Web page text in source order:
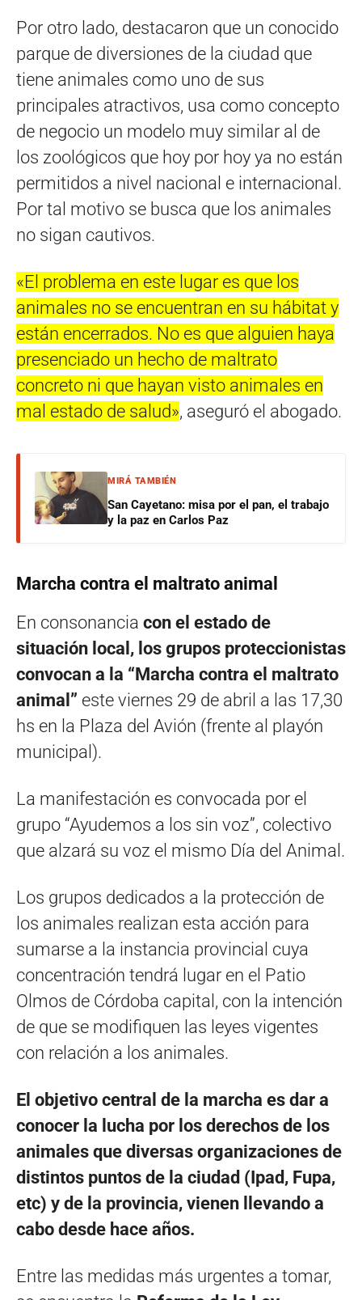
Por otro lado, destacaron que un conocido
parque de diversiones de la ciudad que
tiene animales como uno de sus
principales atractivos, usa como concepto
de negocio un modelo muy similar al de
los zoológicos que hoy por hoy ya no están
permitidos a nivel nacional e internacional.
Por tal motivo se busca que los animales
no sigan cautivos.
«El problema en este lugar es que los
animales no se encuentran en su hábitat y
están encerrados. No es que alguien haya
presenciado un hecho de maltrato
concreto ni que hayan visto animales en
mal estado de salud», aseguró el abogado.
MIRÁ TAMBIÉN
San Cayetano: misa por el pan, el trabajo
y la paz en Carlos Paz
Marcha contra el maltrato animal
En consonancia con el estado de
situación local, los grupos proteccionistas
convocan a la “Marcha contra el maltrato
animal” este viernes 29 de abril a las 17,30
hs en la Plaza del Avión (frente al playón
municipal).
La manifestación es convocada por el
grupo “Ayudemos a los sin voz”, colectivo
que alzará su voz el mismo Día del Animal.
Los grupos dedicados a la protección de
los animales realizan esta acción para
sumarse a la instancia provincial cuya
concentración tendrá lugar en el Patio
Olmos de Córdoba capital, con la intención
de que se modifiquen las leyes vigentes
con relación a los animales.
El objetivo central de la marcha es dar a
conocer la lucha por los derechos de los
animales que diversas organizaciones de
distintos puntos de la ciudad (Ipad, Fupa,
etc) y de la provincia, vienen llevando a
cabo desde hace años.
Entre las medidas más urgentes a tomar,